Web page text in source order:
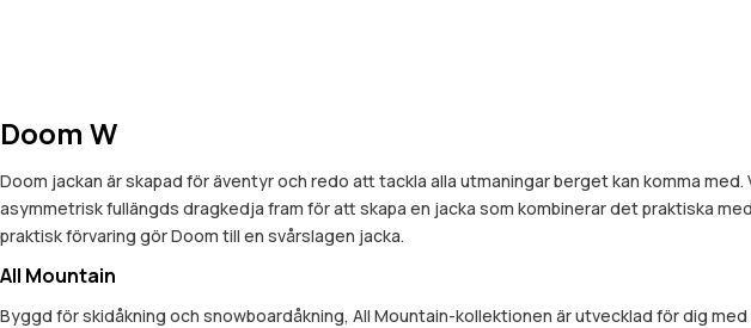
Doom W
Doom jackan är skapad för äventyr och redo att tackla alla utmaningar berget kan komma
asymmetrisk fullängds dragkedja fram för att skapa en jacka som kombinerar det praktiska
praktisk förvaring gör Doom till en svårslagen jacka.
All Mountain
Byggd för skidåkning och snowboardåkning, All Mountain-kollektionen är utvecklad för dig